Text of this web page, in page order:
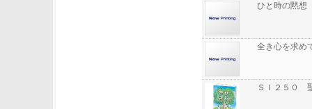
ひと時の黙
全き心を求め
ＳＩ２５０